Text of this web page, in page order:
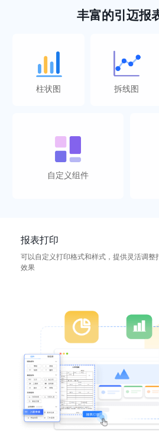
丰富的引迈报
柱状图 拆线图
自定义组件
报表打印
可以自定义打印格式和样式，提供灵活调整
效果